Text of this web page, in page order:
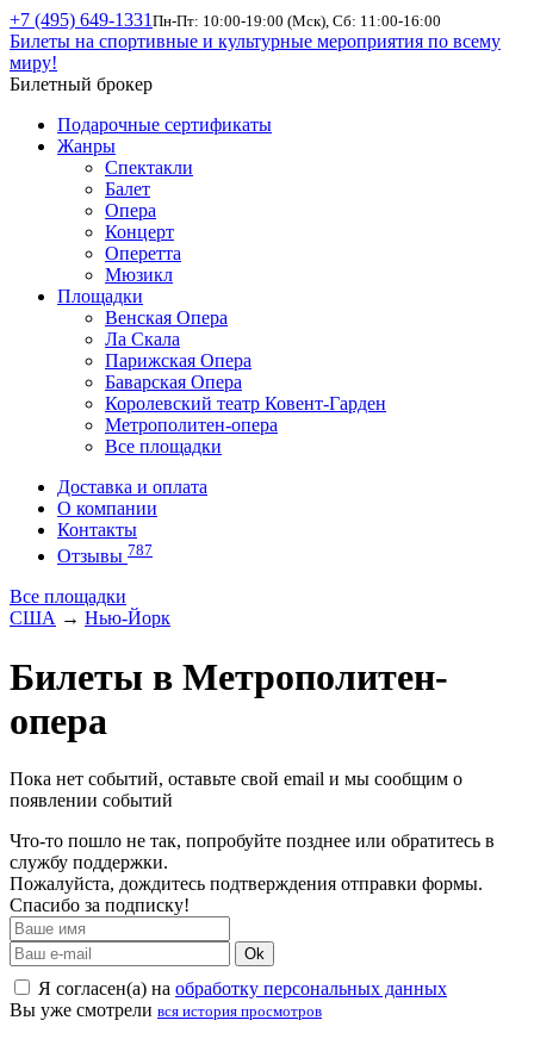
+7 (495) 649-1331 Пн-Пт: 10:00-19:00 (Мск), Сб: 11:00-16:00
Билеты на спортивные и культурные мероприятия по всему
миру!
Билетный брокер
Подарочные сертификаты
Жанры
Спектакли
Балет
Опера
Концерт
Оперетта
Мюзикл
Площадки
Венская Опера
Ла Скала
Парижская Опера
Баварская Опера
Королевский театр Ковент-Гарден
Метрополитен-опера
Все площадки
Доставка и оплата
О компании
Контакты
Отзывы 787
Все площадки
США → Нью-Йорк
Билеты в Метрополитен-
опера
Пока нет событий, оставьте свой email и мы сообщим о
появлении событий
Что-то пошло не так, попробуйте позднее или обратитесь в
службу поддержки.
Пожалуйста, дождитесь подтверждения отправки формы.
Спасибо за подписку!
Ok
Я согласен(а) на обработку персональных данных
Вы уже смотрели вся история просмотров